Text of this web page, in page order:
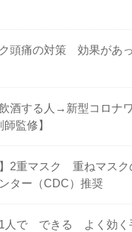
ク頭痛の対策 効果があ
飲酒する人→新型コロナ
監修】
】2重マスク 重ねマスク
ター（CDC）推奨
1人で できる よく効